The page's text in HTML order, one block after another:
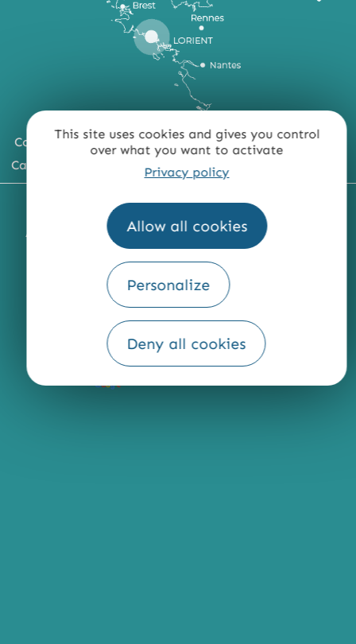
This site uses cookies and gives you control
over what you want to activate
Privacy policy
Allow all cookies
Personalize
Deny all cookies
Comment venir ?
Carte du territoire
MENTIONS LÉGALES PLAN DU SITE
ACCESSIBILITÉ : NON CONFORME PRESSE
QUI SOMMES-NOUS ?
Fourni par
Traduction